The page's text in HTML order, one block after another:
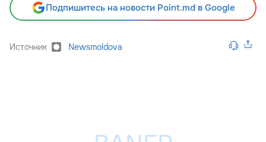
Подпишитесь на новости Point.md в Google
Источник Newsmoldova